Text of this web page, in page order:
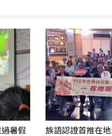
暑假 族語認證首推在